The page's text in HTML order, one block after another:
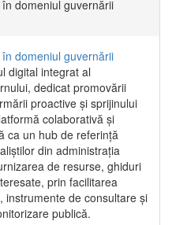
domeniul guvernării
domeniul guvernării
digital integrat al
dedicat promovării
proactive și sprijinului
colaborativă și
ca un hub de referință
din administrația
de resurse, ghiduri
prin facilitarea
instrumente de consultare și
publică.